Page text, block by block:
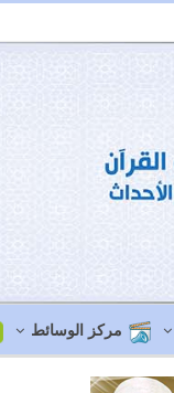
مركز الوسائط